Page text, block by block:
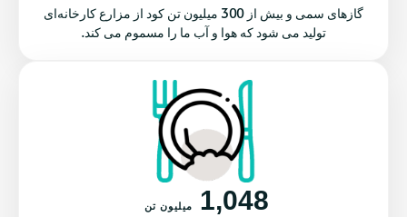
گازهای سمی و بیش از 300 میلیون تن کود از مزارع کارخانه‌ای
تولید می شود که هوا و آب ما را مسموم می کند.
1,048 میلیون تن